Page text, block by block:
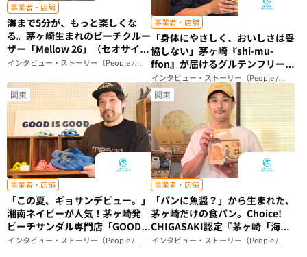
事業者・店舗
海まで5分が、もっと楽しくな
る。茅ヶ崎生まれのビーチクルー
ザー「Mellow 26」（セオサイク
ル）（神奈川県）
インタビュー・ストーリー（People /
Story）
事業者・店舗
「身体にやさしく、おいしさは妥
協しない」茅ヶ崎『shi-mu-
ffon』が届けるグルテンフリーシ
フォンケーキのこだわり（神奈川
県）
インタビュー・ストーリー（People /
Story）
関東
事業者・店舗
「この夏、ギョサンデビュー。」
湘南ネイビーが人気！茅ヶ崎発
ビーチサンダル専門店「GOOD
IS GOOD」が届ける、ビーサン
インタビュー・ストーリー（People /
Story）
関東
事業者・店舗
「パンに魚醤？」から生まれた、
茅ヶ崎だけの食パン。Choice!
CHIGASAKI認定『茅ヶ崎「海の
和」食パン』ができるまで｜
インタビュー・ストーリー（People /
Story）